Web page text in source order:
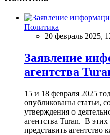
Политика
20 февраль 2025,
Заявление
агентства
15 и 18 февраля 2025
опубликованы статьи,
утверждения о
агентства Turan. В
представить агентство